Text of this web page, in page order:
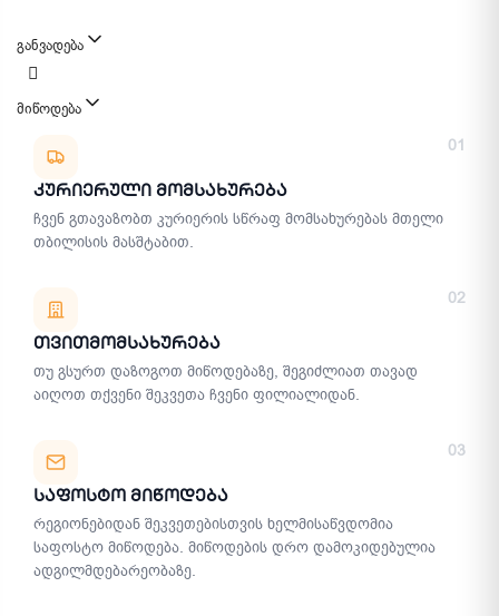
განვადება
მიწოდება
01
Კურიერული Მომსახურება
ჩვენ გთავაზობთ კურიერის სწრაფ მომსახურებას მთელი
თბილისის მასშტაბით.
02
Თვითმომსახურება
თუ გსურთ დაზოგოთ მიწოდებაზე, შეგიძლიათ თავად
აიღოთ თქვენი შეკვეთა ჩვენი ფილიალიდან.
03
Საფოსტო Მიწოდება
რეგიონებიდან შეკვეთებისთვის ხელმისაწვდომია
საფოსტო მიწოდება. მიწოდების დრო დამოკიდებულია
ადგილმდებარეობაზე.